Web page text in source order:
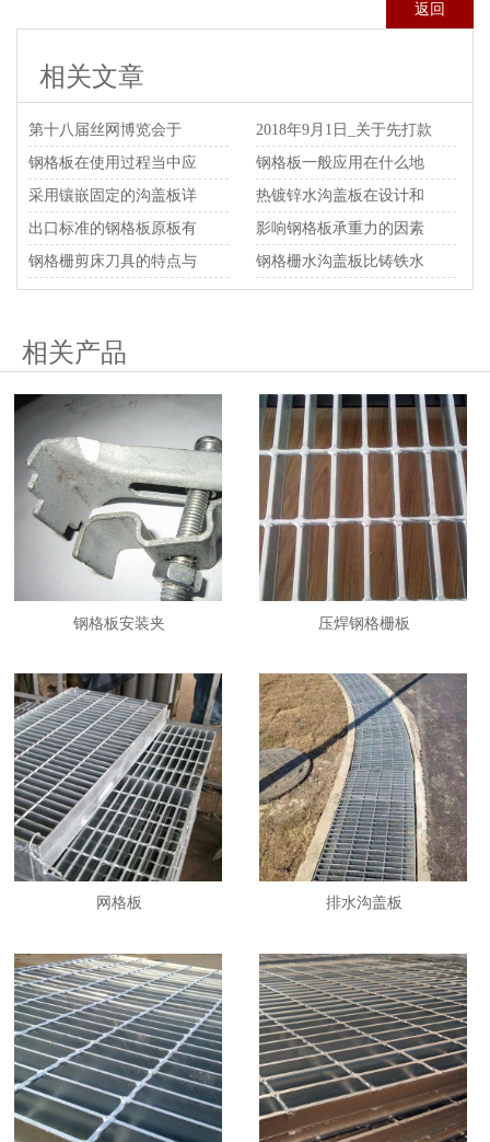
返回
相关文章
第十八届丝网博览会于
2018年10月22日开幕
2018年9月1日_关于先打款
后开票的通知
钢格板在使用过程当中应
该注意哪些事项？
钢格板一般应用在什么地
方？
采用镶嵌固定的沟盖板详
细图
热镀锌水沟盖板在设计和
安装的时候注意事项
出口标准的钢格板原板有
什么技术要求？
影响钢格板承重力的因素
有哪些
钢格栅剪床刀具的特点与
设计
钢格栅水沟盖板比铸铁水
沟盖板有什么优势
相关产品
钢格板安装夹 压焊钢格栅板
网格板 排水沟盖板